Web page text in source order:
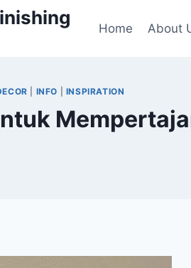
Home About
INFO INSPIRATION